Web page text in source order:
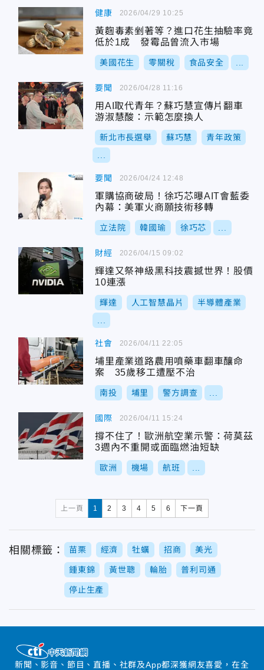
健康
黃麴毒素剉著等？進口花生抽驗率竟
低於1成 發霉品曾流入市場
美國花生 零關稅 食品安全
2026/04/29 10:25
要聞
用AI取代青年？蘇巧慧宣傳片翻車
游淑慧酸：示範怎麼換人
新北市長選舉 蘇巧慧 青年政策
2026/04/28 11:16
要聞
軍購協商破局！徐巧芯曝AIT會藍委
內幕：美軍火商願技術移轉
立法院 韓國瑜 徐巧芯
2026/04/24 12:48
財經
輝達又祭神級黑科技震撼世界！股價
10連漲
輝達 人工智慧晶片 半導體產業
2026/04/15 09:02
社會
埔里產業道路農用噴藥車翻車釀命
案 35歲移工遭壓不治
南投 埔里 警方調查
2026/04/11 22:05
國際
撐不住了！歐洲航空業示警：荷莫茲
3週內不重開或面臨燃油短缺
歐洲 機場 航班
2026/04/11 15:24
上一頁 1 2 3 4 5 6 下一頁
相關標籤： 苗栗 經濟 牡蠣 招商 美光
鍾東錦 黃世聰 輪胎 普利司通
停止生產
新聞、影音、節目、直播、社群及App都深獲網友喜愛，在全